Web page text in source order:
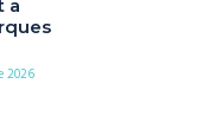
a
2026